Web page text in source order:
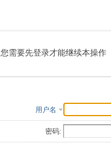
您需要先登录才能继续本操作
用户名
密码: